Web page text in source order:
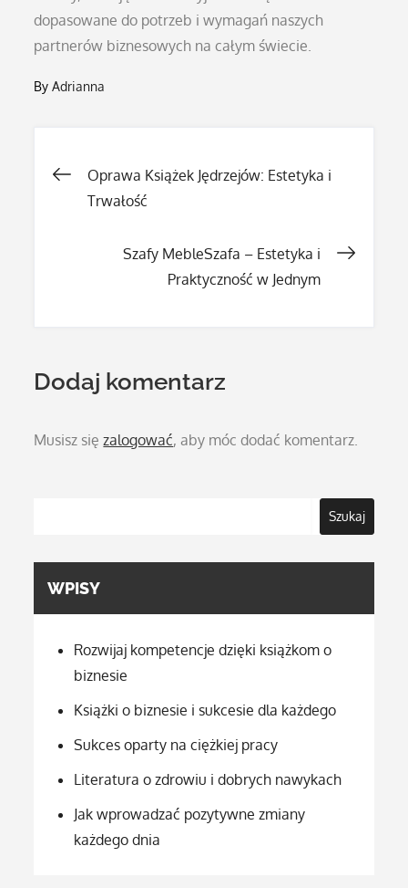
dopasowane do potrzeb i wymagań naszych
partnerów biznesowych na całym świecie.
ByAdrianna
Nawigacja
Oprawa Książek Jędrzejów: Estetyka i
Trwałość
Szafy MebleSzafa – Estetyka i
Praktyczność w Jednym
Dodaj komentarz
Musisz sięzalogować, aby móc dodać komentarz.
Szukaj
WPISY
Rozwijaj kompetencje dzięki książkom o
biznesie
Książki o biznesie i sukcesie dla każdego
Sukces oparty na ciężkiej pracy
Literatura o zdrowiu i dobrych nawykach
Jak wprowadzać pozytywne zmiany
każdego dnia